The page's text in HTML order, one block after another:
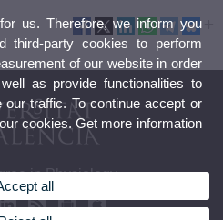
in Physiology
us. Therefore, we inform you
third-party cookies to perform
of our website in order
as provide functionalities to
traffic. To continue accept or
cookies. Get more information
all